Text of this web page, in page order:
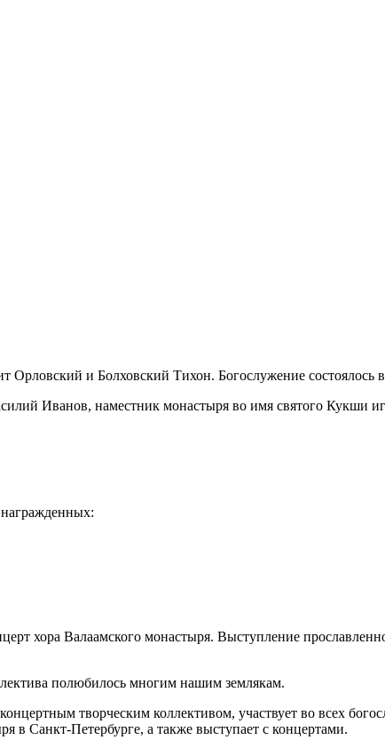
и Болховский Тихон. Богослужение состоялось
Иванов, наместник монастыря во имя святого Кукши
хора Валаамского монастыря. Выступление
полюбилось многим нашим землякам.
творческим коллективом, участвует во всех
в Санкт-Петербурге, а также выступает с концертами.